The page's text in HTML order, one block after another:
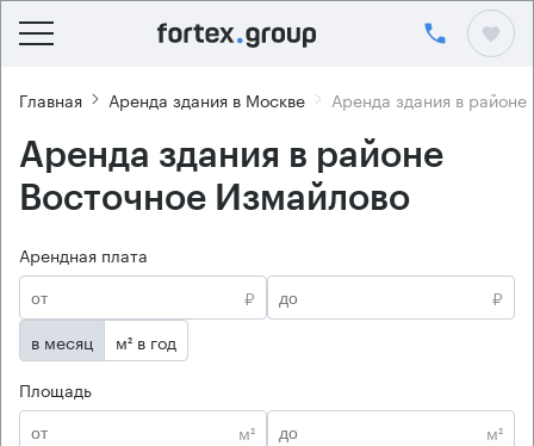
Главная Аренда здания в Москве Аренда здания в
Аренда здания в районе
Восточное Измайлово
Арендная плата
₽
₽
в месяц
м² в год
Площадь
м²
м²